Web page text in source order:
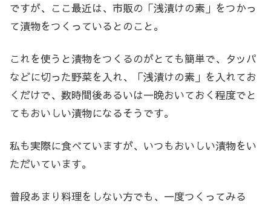
ですが、ここ最近は、市販の「浅漬けの素」をつかっ
て漬物をつくっているとのこと。
これを使うと漬物をつくるのがとても簡単で、タッパ
などに切った野菜を入れ、「浅漬けの素」を入れてお
くだけで、数時間後あるいは一晩おいておく程度でと
てもおいしい漬物になるそうです。
私も実際に食べていますが、いつもおいしい漬物をい
ただいています。
普段あまり料理をしない方でも、一度つくってみる